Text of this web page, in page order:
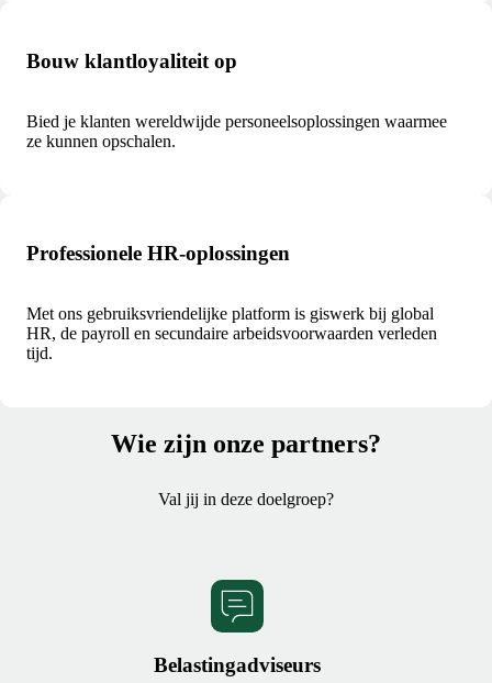
Bouw klantloyaliteit op
Bied je klanten wereldwijde personeelsoplossingen waarmee
ze kunnen opschalen.
Professionele HR-oplossingen
Met ons gebruiksvriendelijke platform is giswerk bij global
HR, de payroll en secundaire arbeidsvoorwaarden verleden
tijd.
Wie zijn onze partners?
Val jij in deze doelgroep?
Belastingadviseurs